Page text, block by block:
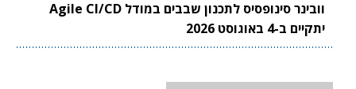
וובינר סינופסיס לתכנון שבבים במודל Agile CI/CD
יתקיים ב-4 באוגוסט 2026